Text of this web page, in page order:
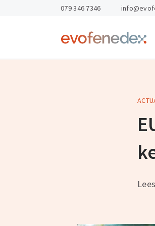
Return
Kennis & Advies
079 346 7346